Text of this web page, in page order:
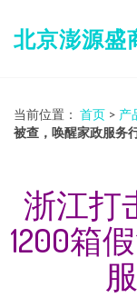
北京澎源盛
当前位置： 首页 > 产
被查，唤醒家政服务
浙江打
1200箱